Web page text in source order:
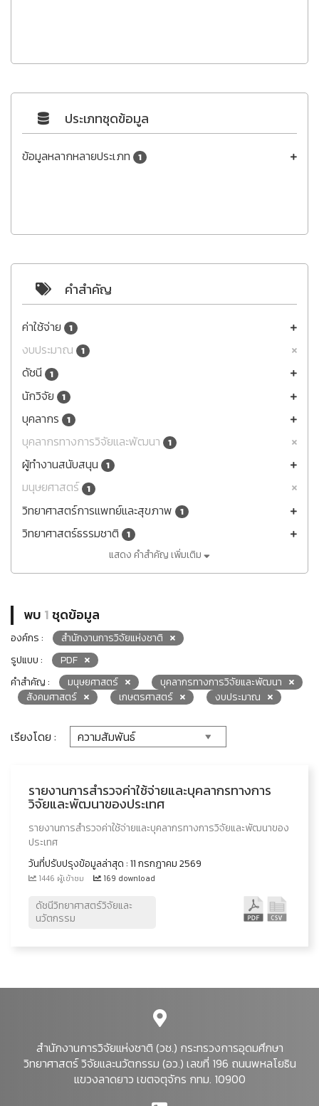
ประเภทชุดข้อมูล
ข้อมูลหลากหลายประเภท 1
คำสำคัญ
ค่าใช้จ่าย 1
งบประมาณ 1
ดัชนี 1
นักวิจัย 1
บุคลากร 1
บุคลากรทางการวิจัยและพัฒนา 1
ผู้ทำงานสนับสนุน 1
มนุษยศาสตร์ 1
วิทยาศาสตร์การแพทย์และสุขภาพ 1
วิทยาศาสตร์ธรรมชาติ 1
แสดง คำสำคัญ เพิ่มเติม
พบ 1ชุดข้อมูล
องค์กร :
สำนักงานการวิจัยแห่งชาติ
รูปแบบ :
PDF
คำสำคัญ :
มนุษยศาสตร์
บุคลากรทางการวิจัยและพัฒนา
สังคมศาสตร์
เกษตรศาสตร์ งบประมาณ
เรียงโดย :
รายงานการสำรวจค่าใช้จ่ายและบุคลากรทางการ
วิจัยและพัฒนาของประเทศ
รายงานการสำรวจค่าใช้จ่ายและบุคลากรทางการวิจัยและพัฒนาของ
ประเทศ
วันที่ปรับปรุงข้อมูลล่าสุด : 11 กรกฎาคม 2569
1446 ผู้เข้าชม 169 download
ดัชนีวิทยาศาสตร์วิจัยและ
นวัตกรรม
สำนักงานการวิจัยแห่งชาติ (วช.) กระทรวงการอุดมศึกษา
วิทยาศาสตร์ วิจัยและนวัตกรรม (อว.) เลขที่ 196 ถนนพหลโยธิน
แขวงลาดยาว เขตจตุจักร กทม. 10900